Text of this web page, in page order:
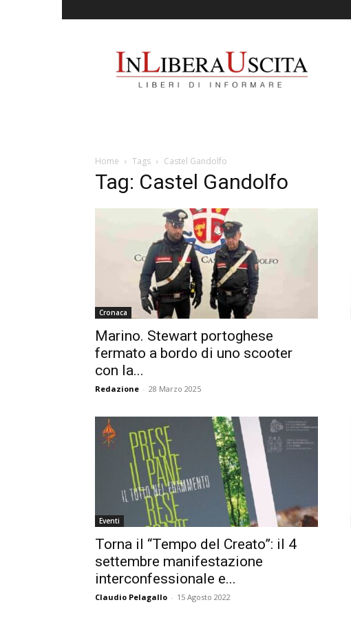
Home Tags Castel Gandolfo
Tag: Castel Gandolfo
Cronaca
Marino. Stewart portoghese
fermato a bordo di uno scooter
con la...
Redazione - 28 Marzo 2025
Eventi
Torna il “Tempo del Creato”: il 4
settembre manifestazione
interconfessionale e...
Claudio Pelagallo - 15 Agosto 2022